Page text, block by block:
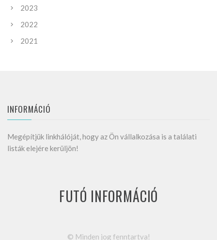
2023
2022
2021
INFORMÁCIÓ
Megépítjük linkhálóját, hogy az Ön vállalkozása is a találati
listák elejére kerüljön!
FUTÓ INFORMÁCIÓ
© Minden jog fenntartva!